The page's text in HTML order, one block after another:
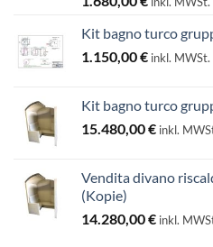
Kit bagno turco
1.150,00€ inkl. MWSt.
Kit bagno turco
15.480,00€ inkl.
Vendita divano
(Kopie)
14.280,00€ inkl.